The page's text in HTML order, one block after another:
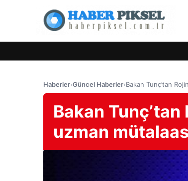
Haberler›Güncel Haberler›Bakan Tunç’tan
Bakan Tunç’tan
uzman